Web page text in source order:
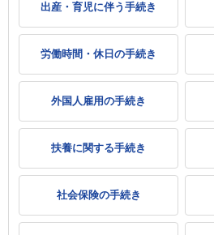
出産・育児に伴う手続き
労働時間・休日の手続き
外国人雇用の手続き
扶養に関する手続き
社会保険の手続き